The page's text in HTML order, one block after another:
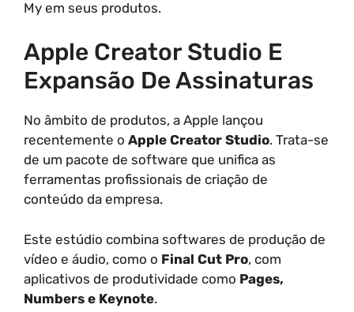
My em seus produtos.
Apple Creator Studio E
Expansão De Assinaturas
No âmbito de produtos, a Apple lançou
recentemente o Apple Creator Studio. Trata-se
de um pacote de software que unifica as
ferramentas profissionais de criação de
conteúdo da empresa.
Este estúdio combina softwares de produção de
vídeo e áudio, como o Final Cut Pro, com
aplicativos de produtividade como Pages,
Numbers e Keynote.